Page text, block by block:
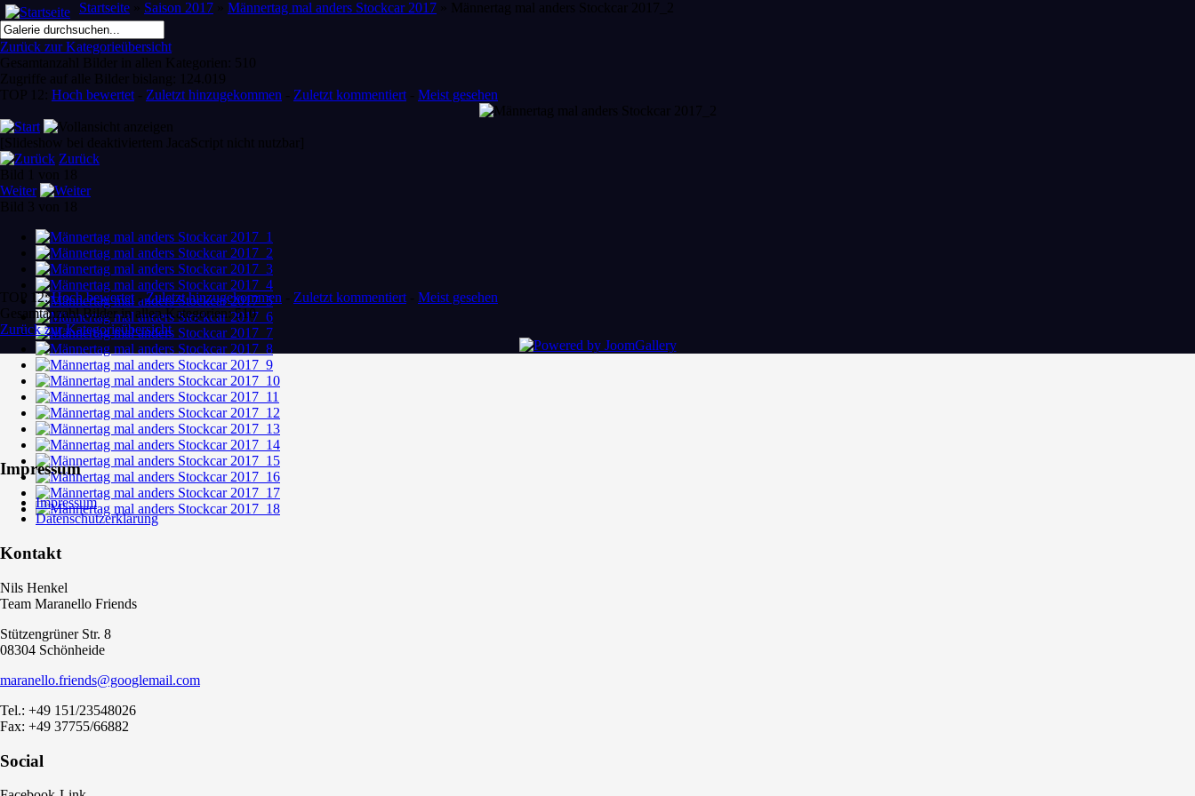
Startseite » Saison 2017 » Männertag mal anders Stockcar 2017 » Männertag mal anders Stockcar 2017_2
Zurück zur Kategorieübersicht
Gesamtanzahl Bilder in allen Kategorien: 510
Zugriffe auf alle Bilder bislang: 124.019
TOP 12: Hoch bewertet - Zuletzt hinzugekommen - Zuletzt kommentiert - Meist gesehen
[Slideshow bei deaktiviertem JacaScript nicht nutzbar]
Zurück
Bild 1 von 18
Weiter
Bild 3 von 18
TOP 12:Hoch bewertet -Zuletzt hinzugekommen - Zuletzt kommentiert - Meist gesehen
Gesamtanzahl Bilder in allen Kategorien: 510
Zurück zur Kategorieübersicht
Impressum
Impressum
Datenschutzerklärung
Kontakt
Nils Henkel
Team Maranello Friends
Stützengrüner Str. 8
08304 Schönheide
maranello.friends@googlemail.com
Tel.: +49 151/23548026
Fax: +49 37755/66882
Social